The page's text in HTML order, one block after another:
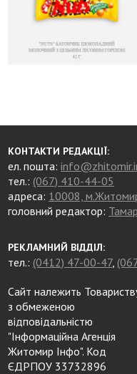
КОНТАКТИ РЕДАКЦІЇ:
ел. пошта:
тел.: (067) 410-44-05
адреса: 10008,
головний редактор:
РЕКЛАМНИЙ ВІДДІЛ:
тел.: (0412) 47-00-47,
Сайт належить
з обмеженою
відповідальністю
"Інформаційна Агенція
Житомир Інфо". Код
ЄДРПОУ 33732896